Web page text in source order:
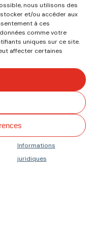
nous utilisons des
et/ou accéder aux
à ces
comme votre
uniques sur ce site.
affecter certaines
Informations
juridiques